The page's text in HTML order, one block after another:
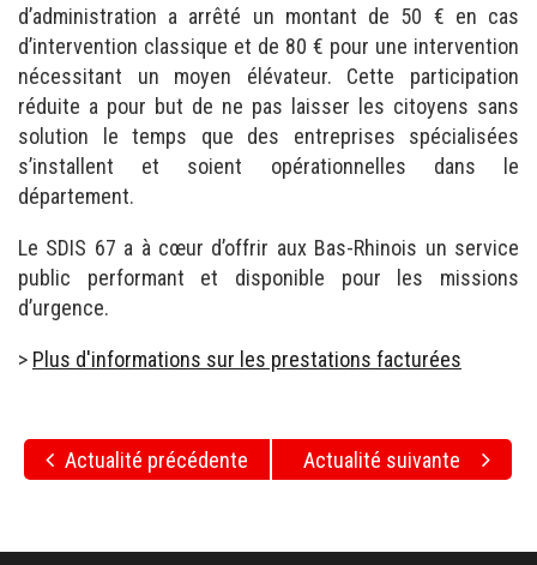
d’administration a arrêté un montant de 50 € en cas
d’intervention classique et de 80 € pour une intervention
nécessitant un moyen élévateur. Cette participation
réduite a pour but de ne pas laisser les citoyens sans
solution le temps que des entreprises spécialisées
s’installent et soient opérationnelles dans le
département.
Le SDIS 67 a à cœur d’offrir aux Bas-Rhinois un service
public performant et disponible pour les missions
d’urgence.
> Plus d'informations sur les prestations facturées
Actualité précédente Actualité suivante